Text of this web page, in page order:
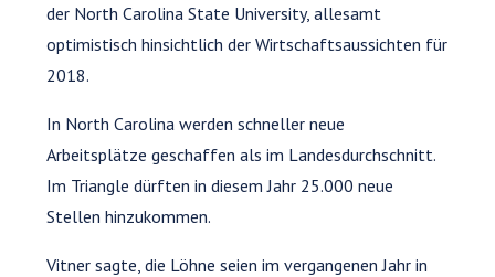
der North Carolina State University, allesamt
optimistisch hinsichtlich der Wirtschaftsaussichten für
2018.
In North Carolina werden schneller neue
Arbeitsplätze geschaffen als im Landesdurchschnitt.
Im Triangle dürften in diesem Jahr 25.000 neue
Stellen hinzukommen.
Vitner sagte, die Löhne seien im vergangenen Jahr in